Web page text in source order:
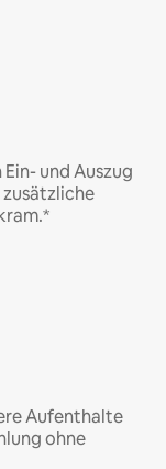
und Auszug
zusätzliche
Aufenthalte
ohne